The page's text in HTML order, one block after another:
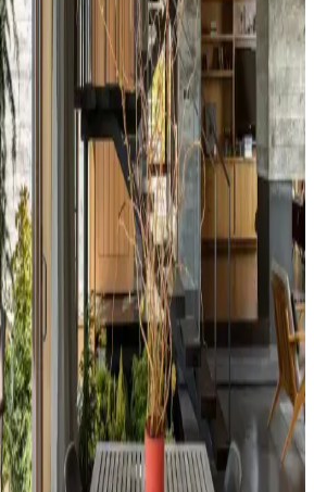
Sandalye Seçenekleri ve
ve sentetik deri sandalyeler, dayanıklılık
Minder ve özel tasarım halılarla konfor
atmosferi güçlenir.
Nevresim Seçimi: Renk ve
Denge Sağlama
krem ve magnolia tonlarındaki odalarda
Kırmızı, kahverengi ve turuncu tonlarıyla
sunulmaktadır.
Denge ve Fonksiyonellik: Renk
ve Estetik İncelemesi
ev dekorasyonunda renk uyumu,
dengesi gibi unsurların yaşam
nasıl etkilediği inceleniyor.
İncelemesi: Ella'dan
Değerlendirmesi